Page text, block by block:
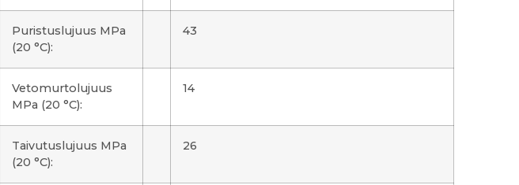
Puristuslujuus MPa
(20 °C):
43
Vetomurtolujuus
MPa (20 °C):
14
Taivutuslujuus MPa
(20 °C):
26